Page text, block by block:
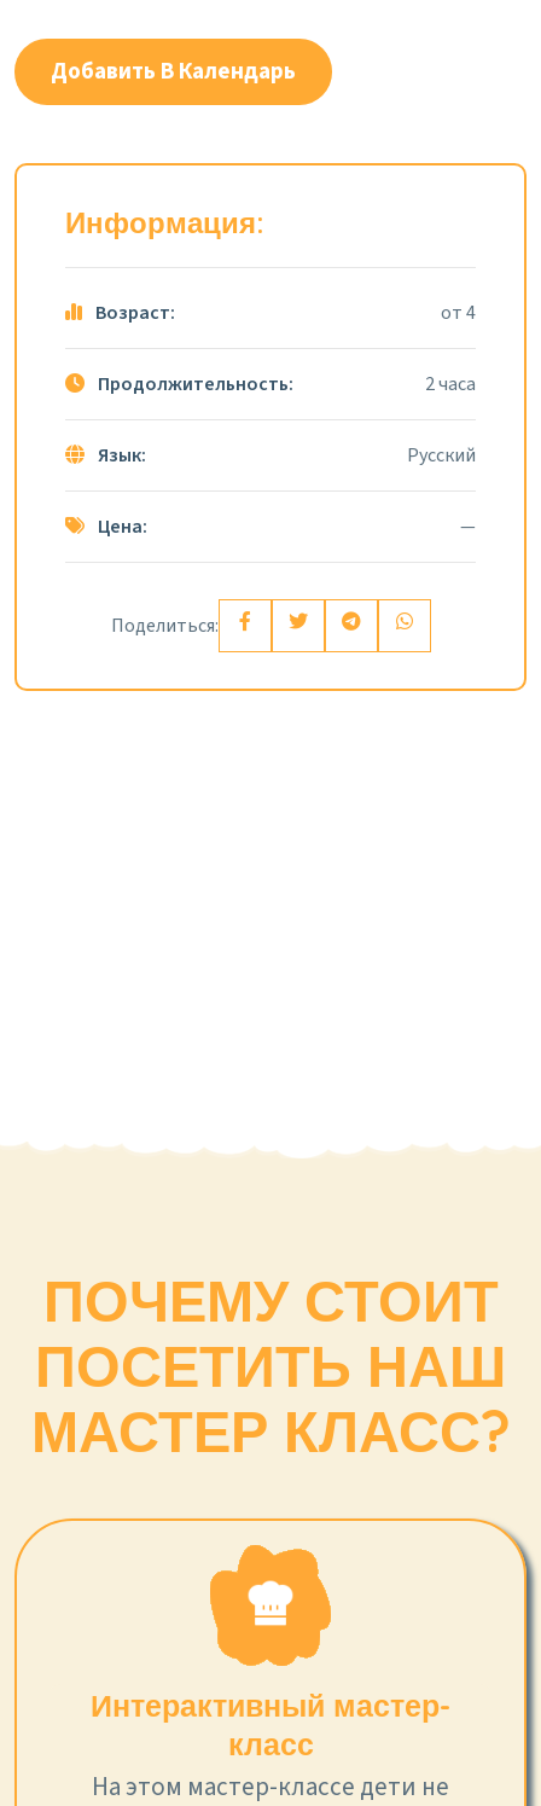
Добавить В Календарь
Информация:
Возраст: от 4
Продолжительность: 2 часа
Язык: Русский
Цена: —
Поделиться:
ПОЧЕМУ СТОИТ
ПОСЕТИТЬ НАШ
МАСТЕР КЛАСС?
Интерактивный мастер-
класс
На этом мастер-классе дети не